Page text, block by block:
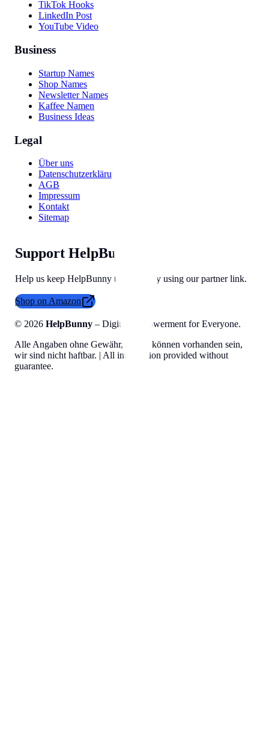
TikTok Hooks
LinkedIn Post
YouTube Video
Business
Startup Names
Shop Names
Newsletter Names
Kaffee Namen
Business Ideas
Legal
Über uns
Datenschutzerklärung
AGB
Impressum
Kontakt
Sitemap
Support HelpBunny
Help us keep HelpBunny tools free by using our partner link.
Shop on Amazon
© 2026 HelpBunny – Digital Empowerment for Everyone.
Alle Angaben ohne Gewähr, Fehler können vorhanden sein,
wir sind nicht haftbar. | All information provided without
guarantee.